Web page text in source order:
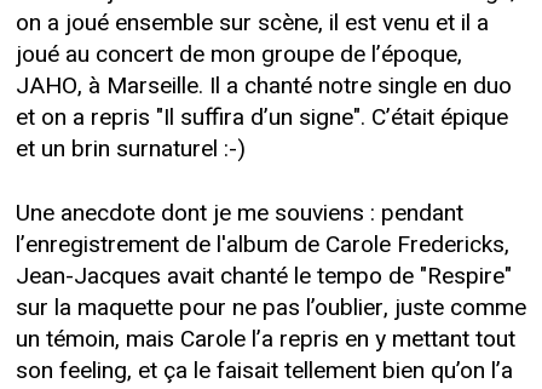
on a joué ensemble sur scène, il est venu et il a
joué au concert de mon groupe de l’époque,
JAHO, à Marseille. Il a chanté notre single en duo
et on a repris "Il suffira d’un signe". C’était épique
et un brin surnaturel :-)
Une anecdote dont je me souviens : pendant
l’enregistrement de l'album de Carole Fredericks,
Jean-Jacques avait chanté le tempo de "Respire"
sur la maquette pour ne pas l’oublier, juste comme
un témoin, mais Carole l’a repris en y mettant tout
son feeling, et ça le faisait tellement bien qu’on l’a